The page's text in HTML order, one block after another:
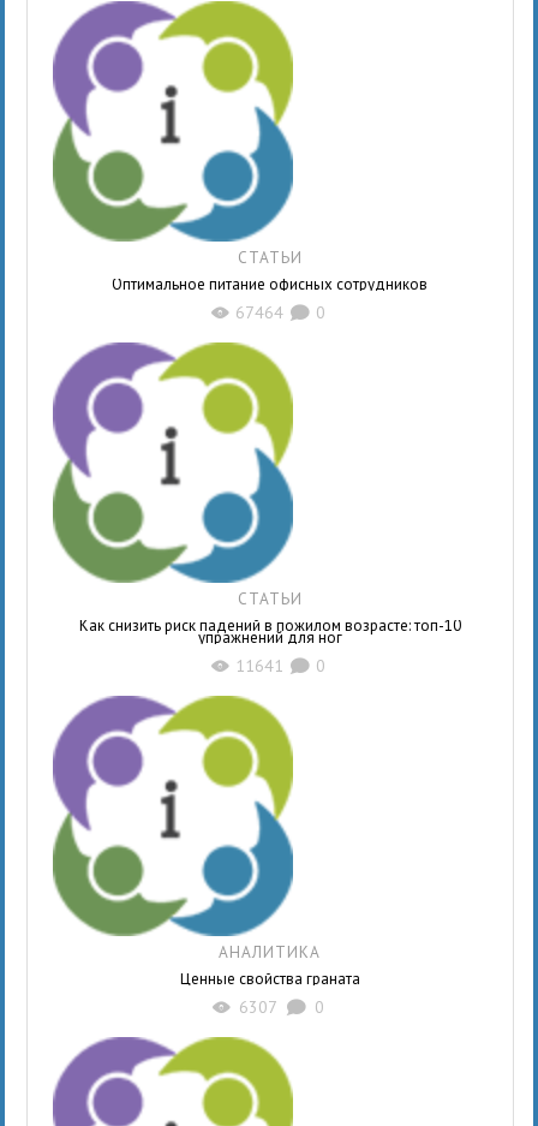
СТАТЬИ
Оптимальное питание офисных сотрудников
X 67464 K 0
СТАТЬИ
Как снизить риск падений в пожилом возрасте: топ-10
упражнений для ног
X 11641 K 0
АНАЛИТИКА
Ценные свойства граната
X 6307 K 0